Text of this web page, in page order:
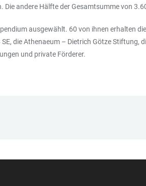
andere Hälfte der Gesamtsumme von
ausgewählt. 60 von ihnen erhalten
die Athenaeum – Dietrich Götze Stiftung,
und private Förderer.